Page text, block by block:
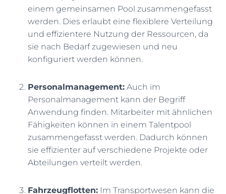
einem gemeinsamen Pool zusammengefasst
werden. Dies erlaubt eine flexiblere Verteilung
und effizientere Nutzung der Ressourcen, da
sie nach Bedarf zugewiesen und neu
konfiguriert werden können.
Personalmanagement: Auch im
Personalmanagement kann der Begriff
Anwendung finden. Mitarbeiter mit ähnlichen
Fähigkeiten können in einem Talentpool
zusammengefasst werden. Dadurch können
sie effizienter auf verschiedene Projekte oder
Abteilungen verteilt werden.
Fahrzeugflotten: Im Transportwesen kann die